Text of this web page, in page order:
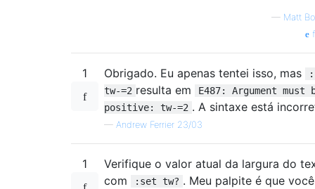
— Matt
1 Obrigado. Eu apenas tentei isso, mas
tw-=2 resulta em
E487: Argument must
positive: tw-=2 . A sintaxe está
— Andrew Ferrier 23/03
1
Verifique o valor atual da largura do
com
:set tw? . Meu palpite é que você